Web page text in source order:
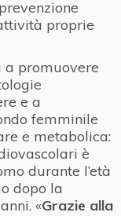
proprie
a promuovere
e a
femminile
e metabolica:
è
durante l’età
dopo la
«Grazie alla